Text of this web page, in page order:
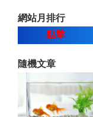
網站月排行
點擊
隨機文章